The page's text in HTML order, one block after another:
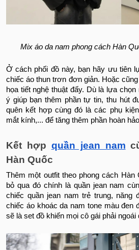
Mix áo da nam phong cách Hàn
Ở cách phối đồ này, bạn hãy ưu tiên
chiếc áo thun trơn đơn giản. Hoặc
họa tiết nghệ thuật đấy. Dù là lựa
ý giúp bạn thêm phần tự tin, thu hút
quên kết hợp cùng đó là các phụ
mắt kính,... để tăng thêm phần hoàn
Kết hợp quần jean nam
Hàn Quốc
Thêm một outfit theo phong cách Hàn
bỏ qua đó chính là quần jean nam
chiếc quần jean nam trẻ trung, năng
chiếc áo khoác da nam tone màu đen
sẽ là set đồ khiến mọi cô gái phải ngoái